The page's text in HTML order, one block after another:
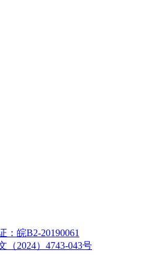
：皖B2-20190061
（2024）4743-043号